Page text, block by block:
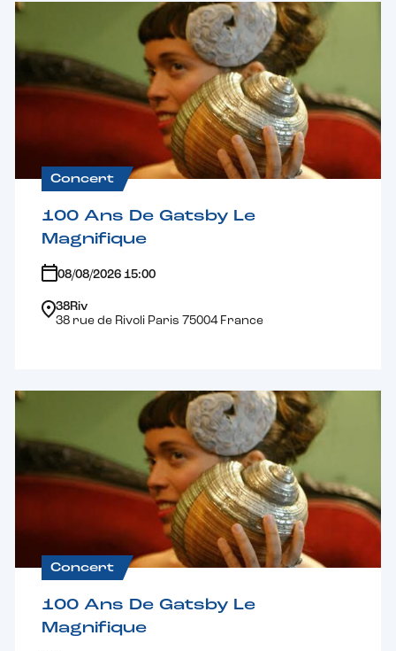
Concert
100 Ans De Gatsby Le
Magnifique
08/08/2026 15:00
38Riv
38 rue de Rivoli Paris 75004 France
Concert
100 Ans De Gatsby Le
Magnifique